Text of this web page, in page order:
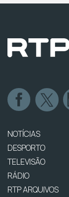
NOTÍCIAS
DESPORTO
TELEVISÃO
RÁDIO
RTP ARQUIVOS